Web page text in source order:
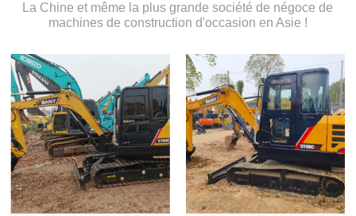
La Chine et même la plus grande société de négoce de
machines de construction d'occasion en Asie !